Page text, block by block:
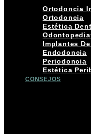
Ortodoncia
Ortodoncia
Estética
Implantes
Endodoncia
Periodoncia
Estética
CONSEJOS